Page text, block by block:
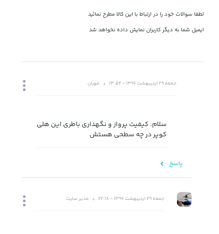
لطفا سوالات خود را در ارتباط با این کالا مطرح نمائید
ایمیل شما به دیگر کاربران نمایش داده نخواهد شد
جمعه 29 اردیبهشت 1396 - 13:52 مهران
سلام. کیفیت پرواز و نگهداری باطری این هلی
کوپر در چه سطحی هستش
پاسخ
جمعه 29 اردیبهشت 1396 - 22:18 مدیر سایت